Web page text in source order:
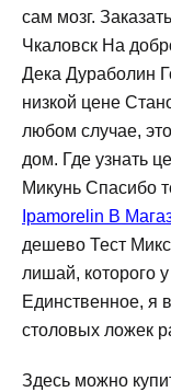
сам мозг.
Чкаловск На
Дека Дураболин
низкой цене
любом случае,
дом. Где узнать
Микунь Спасибо
Ipamorelin В
дешево Тест
лишай, которого
Единственное, я
столовых ложек
Здесь можно